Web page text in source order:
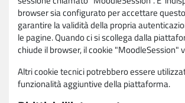
browser sia configurato per accettare
garantire la validità della propria
le pagine. Quando ci si scollega dalla
chiude il browser, il cookie "MoodleSession"
Altri cookie tecnici potrebbero essere
funzionalità aggiuntive della piattaforma.